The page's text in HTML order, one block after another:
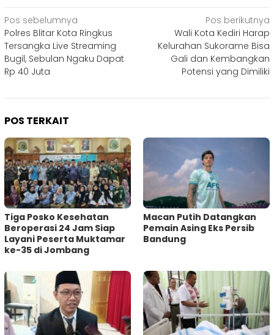
Navigasi
pos
Pos sebelumnya
Polres Blitar Kota Ringkus
Tersangka Live Streaming
Bugil, Sebulan Ngaku Dapat
Rp 40 Juta
Pos berikutnya
Wali Kota Kediri Harap
Kelurahan Sukorame Bisa
Gali dan Kembangkan
Potensi yang Dimiliki
POS TERKAIT
Tiga Posko Kesehatan
Beroperasi 24 Jam Siap
Layani Peserta Muktamar
ke-35 di Jombang
Macan Putih Datangkan
Pemain Asing Eks Persib
Bandung